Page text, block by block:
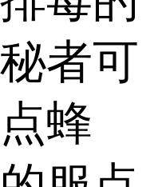
者可
蜂